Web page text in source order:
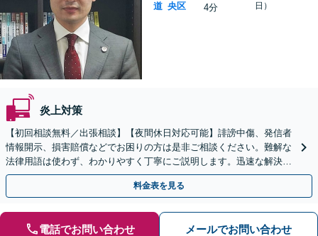
道 央区
4分
日）
炎上対策
【初回相談無料／出張相談】【夜間休日対応可能】誹謗中傷、発信者
情報開示、損害賠償などでお困りの方は是非ご相談ください。難解な
法律用語は使わず、わかりやすく丁寧にご説明します。迅速な解決を
目指し、しっかりとサポートを行います。【北海道札幌市】
料金表を見る
電話でお問い合わせ メールでお問い合わせ